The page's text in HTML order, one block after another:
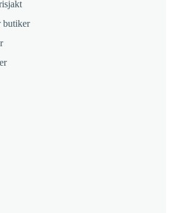
butiker